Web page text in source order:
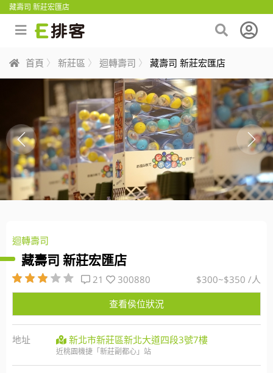
藏壽司 新莊宏匯店
首頁 新莊區 迴轉壽司 藏壽司 新莊宏匯店
迴轉壽司
藏壽司 新莊宏匯店
21 300880
$300~$350 /人
查看侯位狀況
地址 新北市新莊區新北大道四段3號7樓
近桃園機捷「新莊副都心」站